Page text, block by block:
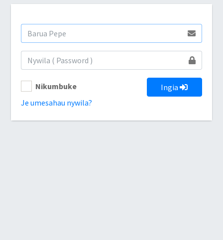
Nikumbuke
Ingia
Je umesahau nywila?